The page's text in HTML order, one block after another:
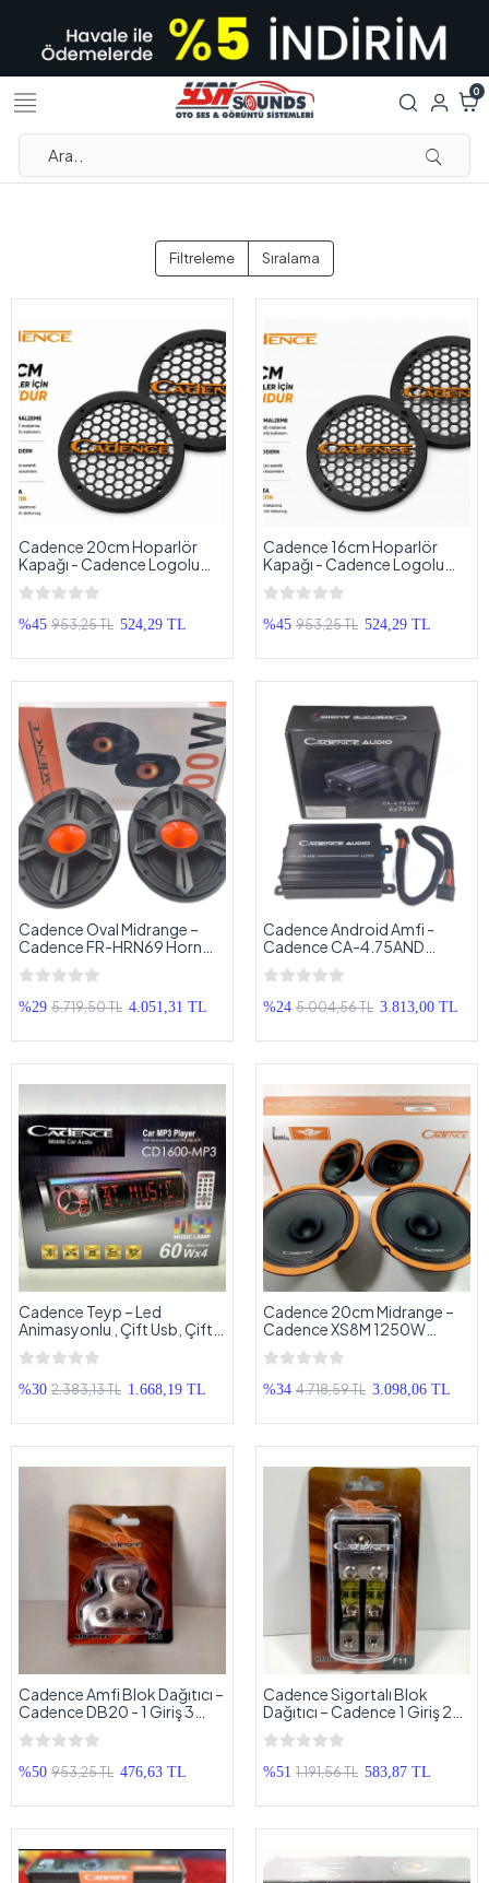
0
Filtreleme Sıralama
Cadence 20cm Hoparlör
Kapağı - Cadence Logolu
Kaliteli Plastik Midrange
Hoparlör Kapak 20 cm - 2
Adet
%45 953,25 TL 524,29 TL
Cadence 16cm Hoparlör
Kapağı - Cadence Logolu
Kaliteli Plastik Midrange
Hoparlör Kapak 16 cm - 2
Adet
%45 953,25 TL 524,29 TL
Cadence Oval Midrange –
Cadence FR-HRN69 Horn
Tweeterli 300w 150RMS Oval
Midrange Hoparlör –
Cadence Kayık Midrange
%29 5.719,50 TL 4.051,31 TL
Cadence Android Amfi -
Cadence CA-4.75AND
Android Multimedya Amfisi -
Amfi Tesisatı Gerekmeyen
Android Amfi
%24 5.004,56 TL 3.813,00 TL
Cadence Teyp – Led
Animasyonlu , Çift Usb, Çift
Amfi , Ekstra Bass ve
Bluetoothlu 7 Renk Oto Teyp
%30 2.383,13 TL 1.668,19 TL
Cadence 20cm Midrange –
Cadence XS8M 1250W
Midrange Hoparlör –
Cadence Midrange 20cm
%34 4.718,59 TL 3.098,06 TL
Cadence Amfi Blok Dağıtıcı –
Cadence DB20 - 1 Giriş 3
Çıkış Anfi Kablo Dağıtıcı Blok
%50 953,25 TL 476,63 TL
Cadence Sigortalı Blok
Dağıtıcı – Cadence 1 Giriş 2
Çıkış Blok Kablo Dağıtıcı
%51 1.191,56 TL 583,87 TL